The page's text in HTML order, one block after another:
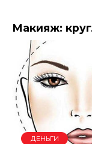
Макияж:
ДЕНЬГИ